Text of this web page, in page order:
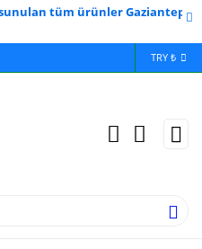
tüm ürünler Gaziantep
TRY ₺